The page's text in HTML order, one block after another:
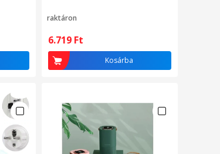
raktáron
6.719 Ft
Kosárba